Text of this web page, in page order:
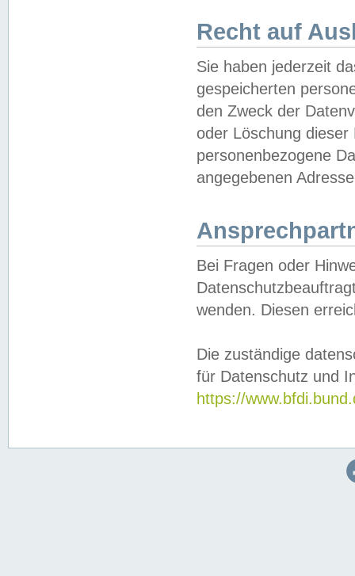
Recht auf
Sie haben jederzeit
gespeicherten
den Zweck der
oder Löschung
personenbezogene
angegebenen
Bei Fragen oder
wenden. Diesen
Die zuständige
für Datenschutz und
https://